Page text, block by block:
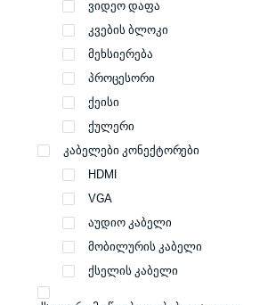
ვიდეო დაფა
კვების ბლოკი
მეხსიერება
პროცესორი
ქეისი
ქულერი
კაბელები კონექტორები
HDMI
VGA
აუდიო კაბელი
მობილურის კაბელი
ქსელის კაბელი